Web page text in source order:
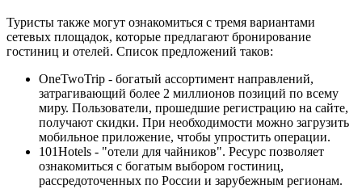
Туристы также могут ознакомиться с тремя вариантами
сетевых площадок, которые предлагают бронирование
гостиниц и отелей. Список предложений таков:
OneTwoTrip - богатый ассортимент направлений,
затрагивающий более 2 миллионов позиций по всему
миру. Пользователи, прошедшие регистрацию на сайте,
получают скидки. При необходимости можно загрузить
мобильное приложение, чтобы упростить операции.
101Hotels - "отели для чайников". Ресурс позволяет
ознакомиться с богатым выбором гостиниц,
рассредоточенных по России и зарубежным регионам.